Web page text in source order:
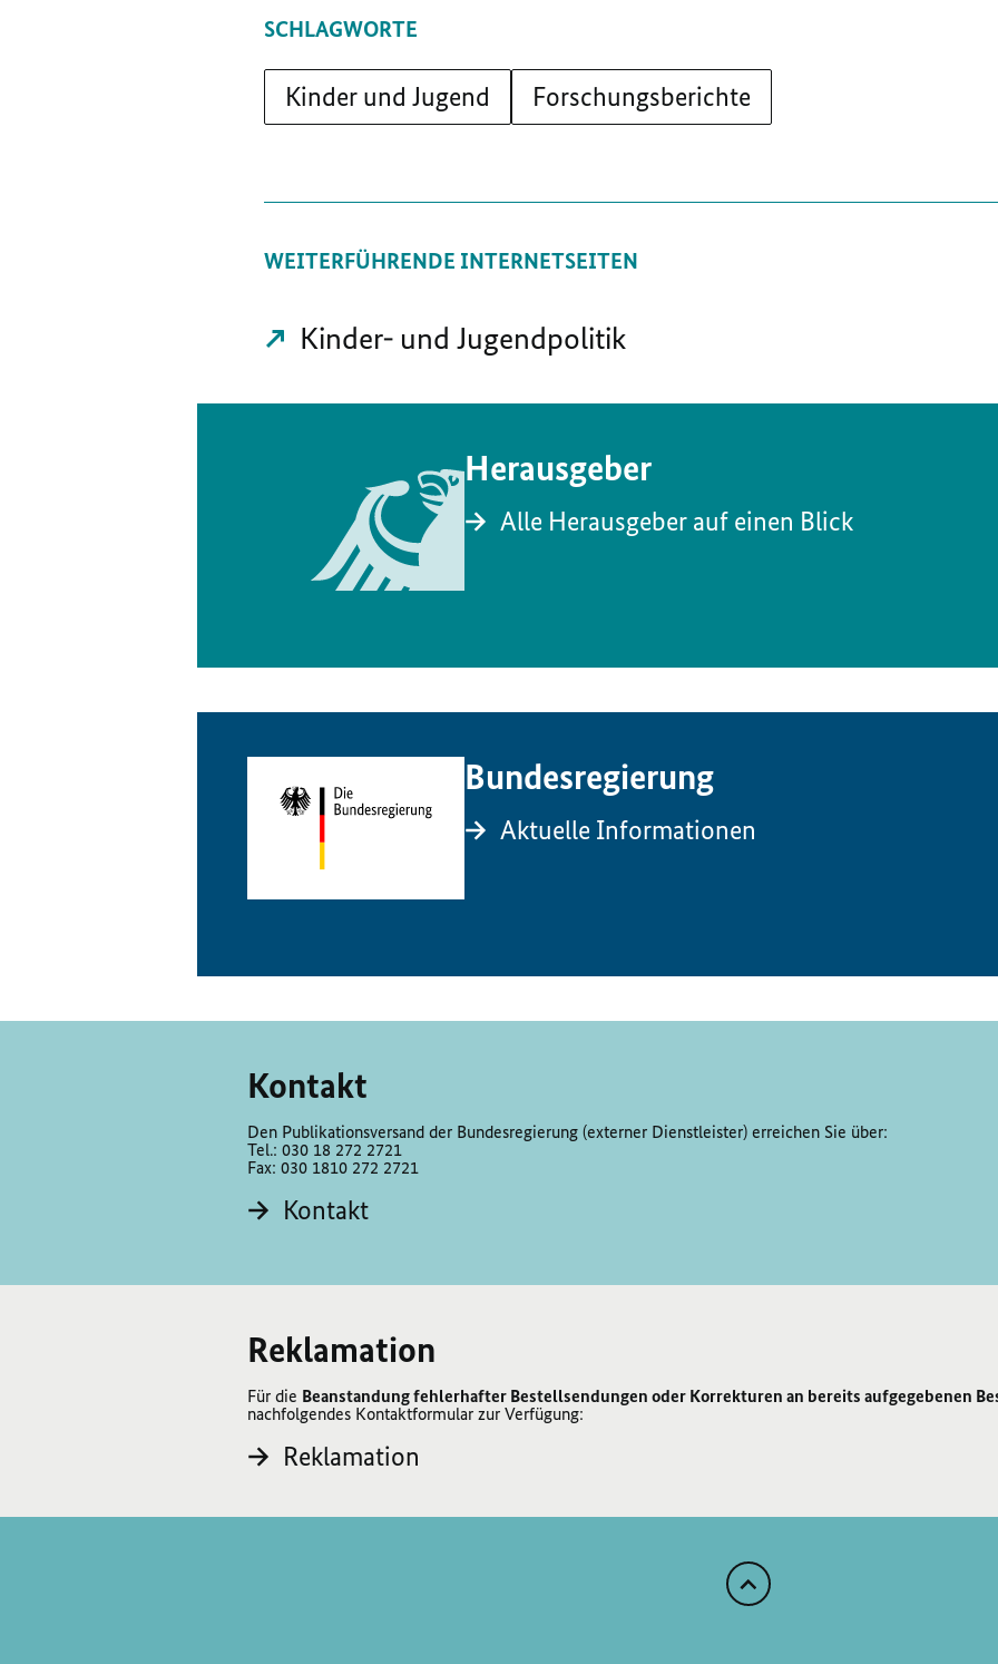
SCHLAGWORTE
Kinder und Jugend Forschungsberichte
WEITERFÜHRENDE INTERNETSEITEN
Kinder- und Jugendpolitik
Herausgeber
Alle Herausgeber auf einen Blick
Bundesregierung
Aktuelle Informationen
Kontakt
Den Publikationsversand der Bundesregierung (externer Dienstleister) erreichen Sie über:
Tel.: 030 18 272 2721
Fax: 030 1810 272 2721
Kontakt
Reklamation
Für die Beanstandung fehlerhafter Bestellsendungen oder Korrekturen an bereits aufgegebenen
nachfolgendes Kontaktformular zur Verfügung:
Reklamation
Zum